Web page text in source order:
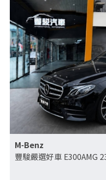
M-Benz
豐駿嚴選好車 E300AMG